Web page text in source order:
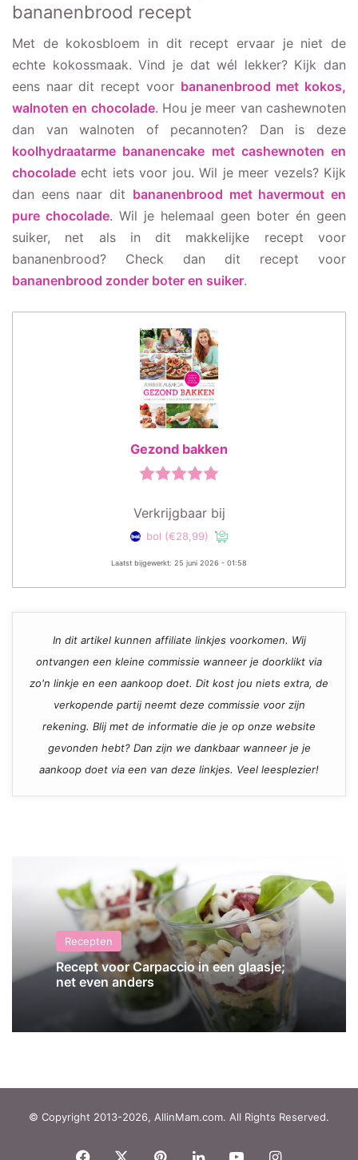
bananenbrood recept
Met de kokosbloem in dit recept ervaar je niet de
echte kokossmaak. Vind je dat wél lekker? Kijk dan
eens naar dit recept voor bananenbrood met kokos,
walnoten en chocolade. Hou je meer van cashewnoten
dan van walnoten of pecannoten? Dan is deze
koolhydraatarme bananencake met cashewnoten en
chocolade echt iets voor jou. Wil je meer vezels? Kijk
dan eens naar dit bananenbrood met havermout en
pure chocolade. Wil je helemaal geen boter én geen
suiker, net als in dit makkelijke recept voor
bananenbrood? Check dan dit recept voor
bananenbrood zonder boter en suiker.
Gezond bakken
Verkrijgbaar bij
bol (€28,99)
Laatst bijgewerkt: 25 juni 2026 - 01:58
In dit artikel kunnen affiliate linkjes voorkomen. Wij
ontvangen een kleine commissie wanneer je doorklikt via
zo'n linkje en een aankoop doet. Dit kost jou niets extra, de
verkopende partij neemt deze commissie voor zijn
rekening. Blij met de informatie die je op onze website
gevonden hebt? Dan zijn we dankbaar wanneer je je
aankoop doet via een van deze linkjes. Veel leesplezier!
Recepten
Recept voor Carpaccio in een glaasje;
net even anders
© Copyright 2013-2026, AllinMam.com. All Rights Reserved.
Facebook PinterestLinkedInYouTubeInstagram